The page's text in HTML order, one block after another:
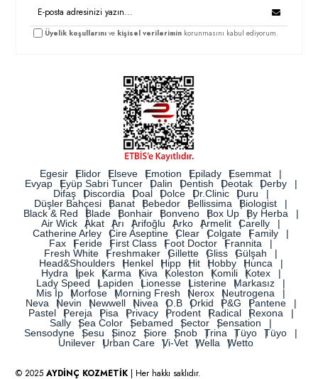
Üyelik koşullarını ve kişisel verilerimin korunmasını kabul ediyorum.
Egesir Elidor Elseve Emotion Epilady
Esemmat
Evyap
Eyüp Sabri Tuncer Dalin Dentish Deotak
Derby
Difaş
Discordia Doal Dolce Dr.Clinic
Duru
Düşler Bahçesi
Banat Bebedor Bellissima
Biologist
Black & Red
Blade Bonhair Bonveno Box Up
By Herba
Air Wick
Akat Arı Arifoğlu Arko Armelit
Carelly
Catherine Arley
Cire Aseptine Clear Colgate
Family
Fax
Feride First Class Foot Doctor
Frannita
Fresh White
Freshmaker Gillette Gliss
Gülşah
Head&Shoulders
Henkel Hipp Hit Hobby
Hunca
Hydra
İpek Karma Kiva Koleston Komili
Kotex
Lady Speed
Lapiden Lionesse Listerine
Markasız
Mis İp
Morfose Morning Fresh Nerox
Neutrogena
Neva
Nevin Newwell Nivea O.B Orkid P&G
Pantene
Pastel
Pereja Pisa Privacy Prodent Radical
Rexona
Sally
Sea Color Sebamed Sector
Sensation
Sensodyne
Sesu Sinoz Siore Snob Trina Tüyo
Tüyo
Unilever
Urban Care Vi-Vet Wella Wetto
© 2025AYDİNÇ KOZMETİK | Her hakkı saklıdır.